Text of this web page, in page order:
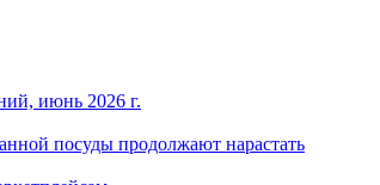
июнь 2026 г.
посуды продолжают нарастать